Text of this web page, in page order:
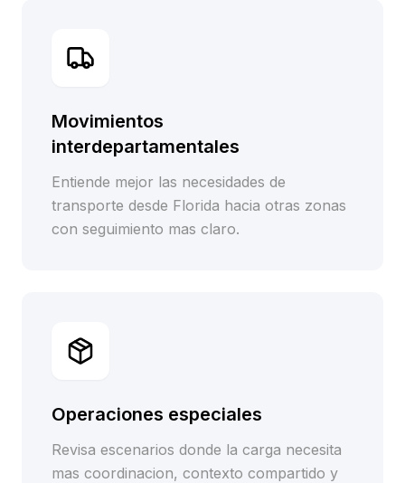
Movimientos
interdepartamentales
Entiende mejor las necesidades de
transporte desde Florida hacia otras zonas
con seguimiento mas claro.
Operaciones especiales
Revisa escenarios donde la carga necesita
mas coordinacion, contexto compartido y